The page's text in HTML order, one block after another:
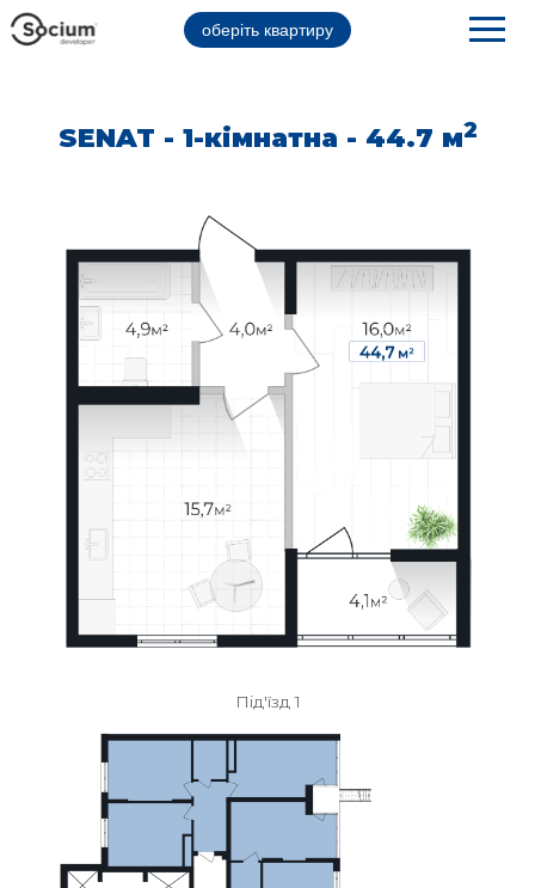
оберіть квартиру
SENAT - 1-кімнатна - 44.7 м2
Під'їзд 1